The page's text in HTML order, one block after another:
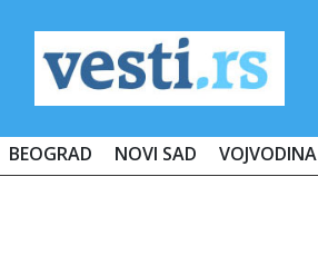
BEOGRAD NOVI SAD VOJVODINA